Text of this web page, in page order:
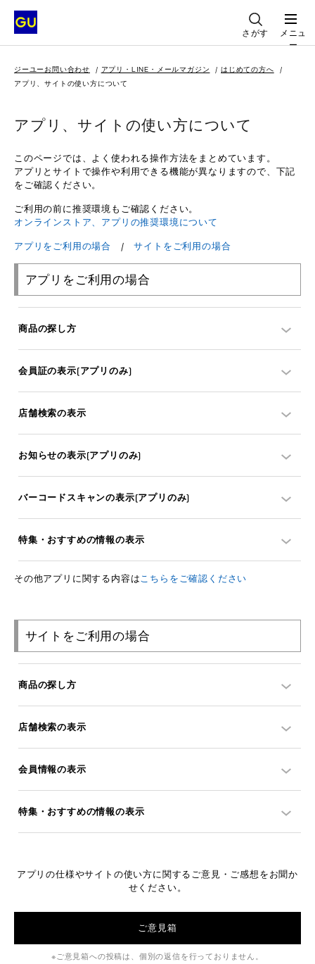
さがす
メニュ
ー
ジーユーお問い合わせ アプリ・LINE・メールマガジン
はじめての方へ
アプリ、サイトの使い方について
アプリ、サイトの使い方について
このページでは、よく使われる操作方法をまとめています。
アプリとサイトで操作や利用できる機能が異なりますので、下記
をご確認ください。
ご利用の前に推奨環境もご確認ください。
オンラインストア、アプリの推奨環境について
アプリをご利用の場合 /サイトをご利用の場合
アプリをご利用の場合
商品の探し方
会員証の表示(アプリのみ)
店舗検索の表示
お知らせの表示(アプリのみ)
バーコードスキャンの表示(アプリのみ)
特集・おすすめの情報の表示
その他アプリに関する内容はこちらをご確認ください
サイトをご利用の場合
商品の探し方
店舗検索の表示
会員情報の表示
特集・おすすめの情報の表示
アプリの仕様やサイトの使い方に関するご意見・ご感想をお聞か
せください。
ご意見箱
ご意見箱への投稿は、個別の返信を行っておりません。